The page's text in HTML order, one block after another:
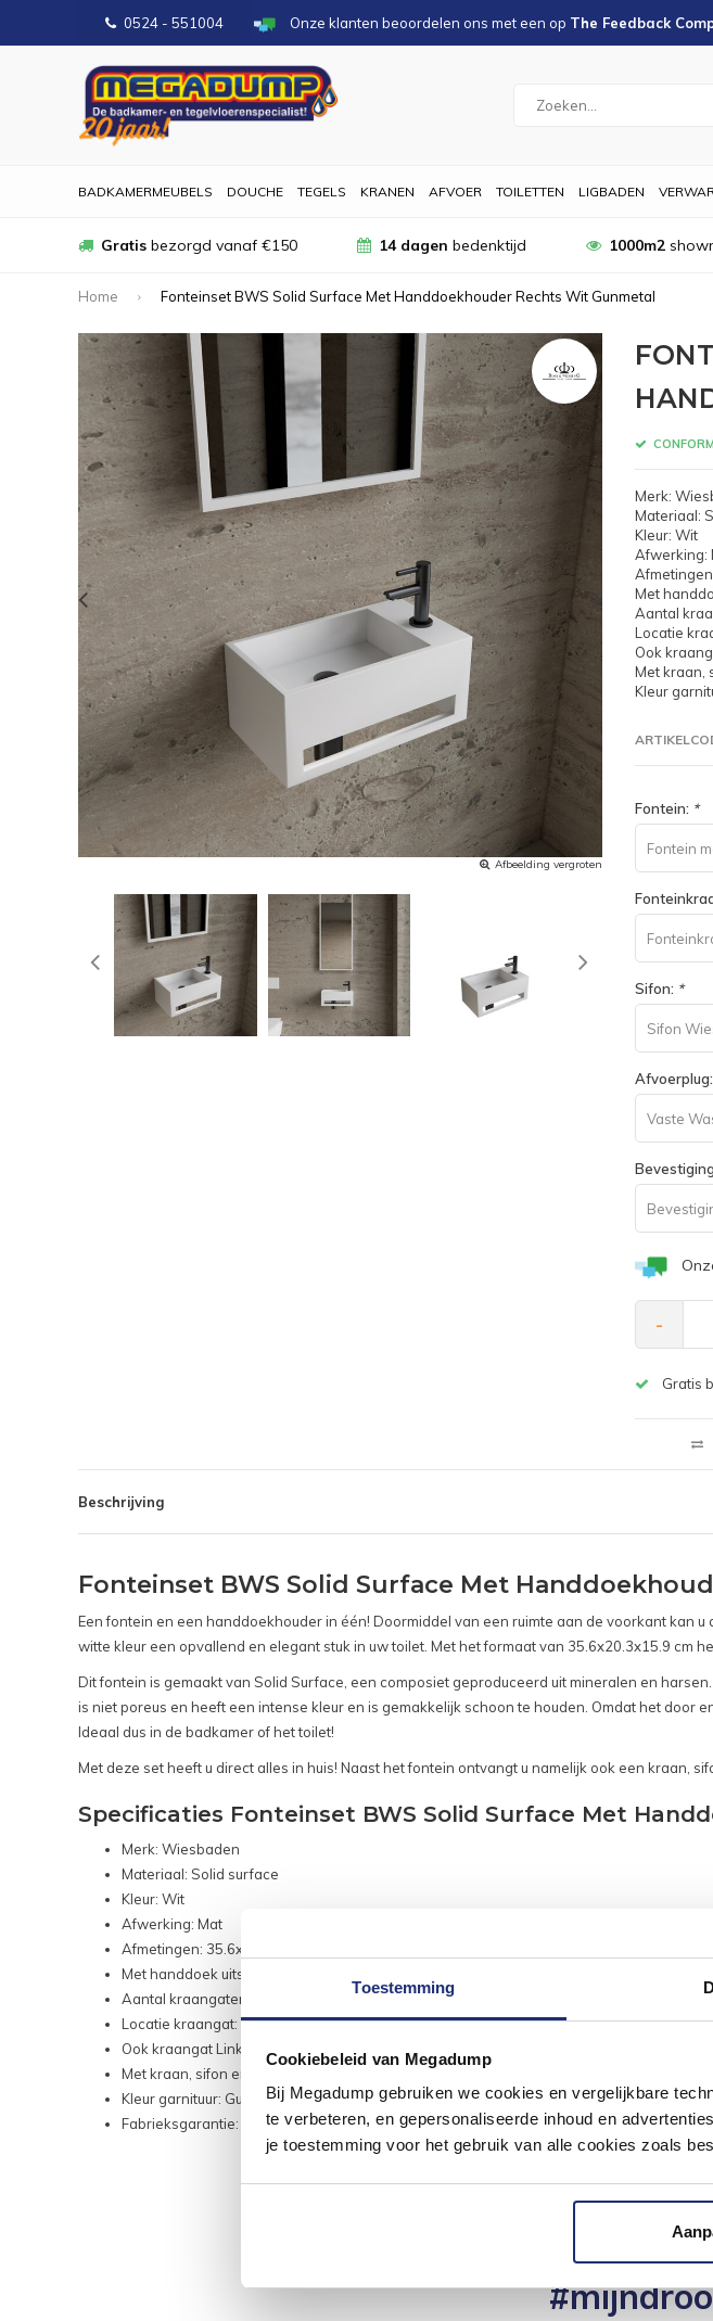
Toestemming
Cookiebeleid van Megadump
Bij Megadump gebruiken we cookies en vergelijkbare
te verbeteren, en gepersonaliseerde inhoud en
je toestemming voor het gebruik van alle cookies zoals
0524 - 551004 Onze klanten beoordelen ons met een op The Feedback
BADKAMERMEUBELS DOUCHE TEGELS KRANEN AFVOER TOILETTEN LIGBADEN
Gratis bezorgd vanaf €150 14 dagen bedenktijd 1000m2
Home Fonteinset BWS Solid Surface Met Handdoekhouder Rechts Wit Gunmetal
Afbeelding vergroten
Merk:
Materiaal:
Kleur: Wit
Afwerking:
Met
Aantal
Locatie
Ook
Met kraan,
Kleur
Fontein: *
Fontein
Sifon: *
Sifon
Afvoerplug:
Vaste
-
Gratis
Beschrijving
Fonteinset BWS Solid Surface Met
Een fontein en een handdoekhouder in één! Doormiddel van een ruimte aan de voorkant kan
witte kleur een opvallend en elegant stuk in uw toilet. Met het formaat van 35.6x20.3x15.9 cm
Dit fontein is gemaakt van Solid Surface, een composiet geproduceerd uit mineralen en
is niet poreus en heeft een intense kleur en is gemakkelijk schoon te houden. Omdat het
Ideaal dus in de badkamer of het toilet!
Met deze set heeft u direct alles in huis! Naast het fontein ontvangt u namelijk ook een kraan,
Specificaties Fonteinset BWS Solid Surface Met
Merk: Wiesbaden
Materiaal: Solid surface
Kleur: Wit
Afwerking: Mat
Afmetingen: 35.6x20.3x15.9 cm
Met handdoek uitsparing
Aantal kraangaten: 1
Locatie kraangat: Rechts
Ook kraangat Links verkrijgbaar
Met kraan, sifon en afvoerplug
Kleur garnituur: Gunmetal
Fabrieksgarantie: 2 jaar